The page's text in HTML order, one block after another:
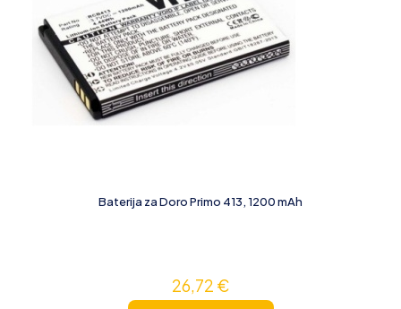
Baterija za Doro Primo 413, 1200 mAh
26,72 €